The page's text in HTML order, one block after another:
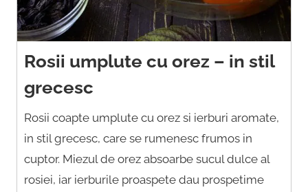
Rosii umplute cu orez – in stil
grecesc
Rosii coapte umplute cu orez si ierburi aromate,
in stil grecesc, care se rumenesc frumos in
cuptor. Miezul de orez absoarbe sucul dulce al
rosiei, iar ierburile proaspete dau prospetime